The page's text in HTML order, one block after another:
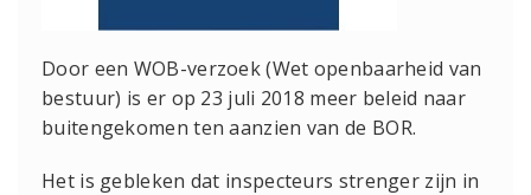
Door een WOB-verzoek (Wet openbaarheid van
bestuur) is er op 23 juli 2018 meer beleid naar
buitengekomen ten aanzien van de BOR.
Het is gebleken dat inspecteurs strenger zijn in